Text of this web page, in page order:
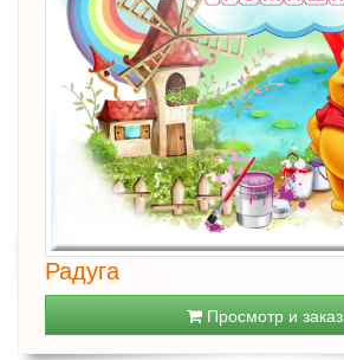
Радуга
Просмотр и заказ